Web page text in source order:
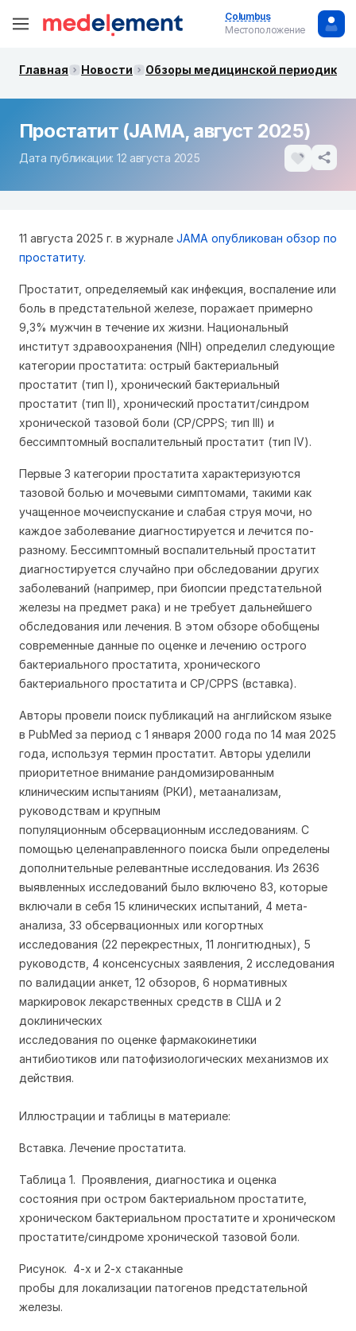
Columbus
Местоположение
Главная Новости Обзоры медицинской периодики.
Простатит (JAMA, август 2025)
Дата публикации: 12 августа 2025
11 августа 2025 г. в журнале JAMA опубликован обзор по
простатиту.
Простатит, определяемый как инфекция, воспаление или
боль в предстательной железе, поражает примерно
9,3% мужчин в течение их жизни. Национальный
институт здравоохранения (NIH) определил следующие
категории простатита: острый бактериальный
простатит (тип I), хронический бактериальный
простатит (тип II), хронический простатит/синдром
хронической тазовой боли (CP/CPPS; тип III) и
бессимптомный воспалительный простатит (тип IV).
Первые 3 категории простатита характеризуются
тазовой болью и мочевыми симптомами, такими как
учащенное мочеиспускание и слабая струя мочи, но
каждое заболевание диагностируется и лечится по-
разному. Бессимптомный воспалительный простатит
диагностируется случайно при обследовании других
заболеваний (например, при биопсии предстательной
железы на предмет рака) и не требует дальнейшего
обследования или лечения. В этом обзоре обобщены
современные данные по оценке и лечению острого
бактериального простатита, хронического
бактериального простатита и CP/CPPS (вставка).
Авторы провели поиск публикаций на английском языке
в PubMed за период с 1 января 2000 года по 14 мая 2025
года, используя термин простатит. Авторы уделили
приоритетное внимание рандомизированным
клиническим испытаниям (РКИ), метаанализам,
руководствам и крупным
популяционным обсервационным исследованиям. С
помощью целенаправленного поиска были определены
дополнительные релевантные исследования. Из 2636
выявленных исследований было включено 83, которые
включали в себя 15 клинических испытаний, 4 мета-
анализа, 33 обсервационных или когортных
исследования (22 перекрестных, 11 лонгитюдных), 5
руководств , 4 консенсусных заявления, 2 исследования
по валидации анкет, 12 обзоров, 6 нормативных
маркировок лекарственных средств в США и 2
доклинических
исследования по оценке фармакокинетики
антибиотиков или патофизиологических механизмов их
действия.
Иллюстрации и таблицы в материале:
Вставка. Лечение простатита.
Таблица 1. Проявления , диагностика и оценка
состояния при остром бактериальном простатите,
хроническом бактериальном простатите и хроническом
простатите/синдроме хронической тазовой боли.
Рисунок. 4-х и 2-х стаканные
пробы для локализации патогенов предстательной
железы.